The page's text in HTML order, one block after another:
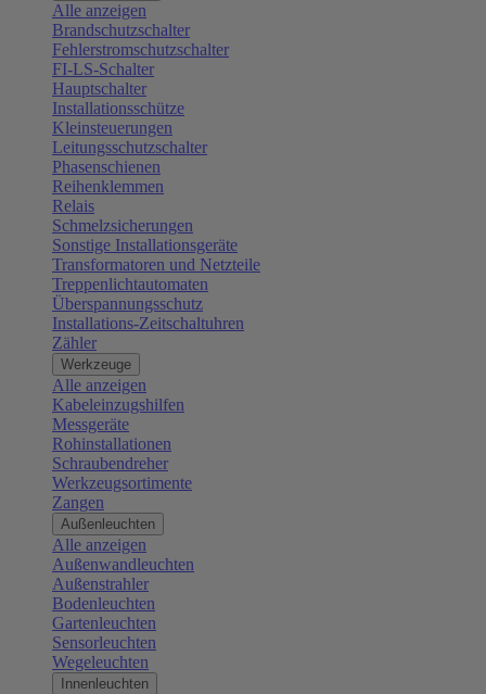
Alle anzeigen
Brandschutzschalter
Fehlerstromschutzschalter
FI-LS-Schalter
Hauptschalter
Installationsschütze
Kleinsteuerungen
Leitungsschutzschalter
Phasenschienen
Reihenklemmen
Relais
Schmelzsicherungen
Sonstige Installationsgeräte
Transformatoren und Netzteile
Treppenlichtautomaten
Überspannungsschutz
Installations-Zeitschaltuhren
Zähler
Werkzeuge
Alle anzeigen
Kabeleinzugshilfen
Messgeräte
Rohinstallationen
Schraubendreher
Werkzeugsortimente
Zangen
Außenleuchten
Alle anzeigen
Außenwandleuchten
Außenstrahler
Bodenleuchten
Gartenleuchten
Sensorleuchten
Wegeleuchten
Innenleuchten